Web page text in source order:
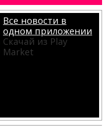
Все новости в
одном приложении
Скачай из Play
Market